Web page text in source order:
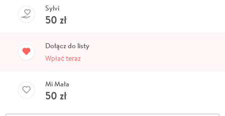
Sylvi
50 zł
Dołącz do listy
Wpłać teraz
Mi Mała
50 zł